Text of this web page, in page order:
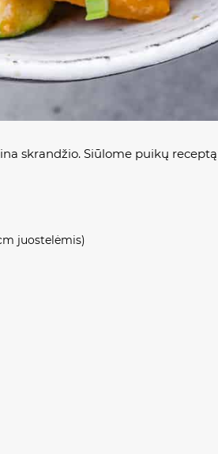
skrandžio. Siūlome puikų
juostelėmis)